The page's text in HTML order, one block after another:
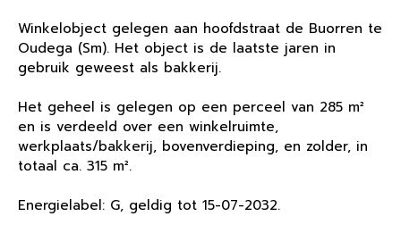
Winkelobject gelegen aan hoofdstraat de Buorren te
Oudega (Sm). Het object is de laatste jaren in
gebruik geweest als bakkerij.
Het geheel is gelegen op een perceel van 285 m²
en is verdeeld over een winkelruimte,
werkplaats/bakkerij, bovenverdieping, en zolder, in
totaal ca. 315 m².
Energielabel: G, geldig tot 15-07-2032.